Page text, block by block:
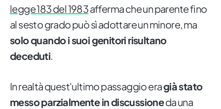
legge 183 del 1983afferma che un parente fino
al sesto grado può sì adottare un minore, ma
solo quando i suoi genitori risultano
deceduti.
In realtà quest'ultimo passaggio eragià stato
messo parzialmente in discussioneda una